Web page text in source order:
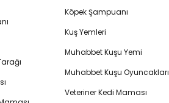
Köpek Şampuanı
Kuş Yemleri
Muhabbet Kuşu Yemi
Muhabbet Kuşu Oyuncakları
Veteriner Kedi Maması